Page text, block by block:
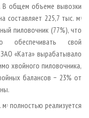
В общем объеме вывозки
составляет 225,7 тыс. м 3
пиловочник (77%), что
обеспечивать свой
«Ката» вырабатывало
хвойного пиловочника,
балансов − 23% от
м 3 полностью реализуется